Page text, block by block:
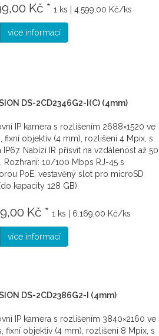
Kč * 1 ks | 4.599,00 Kč/ks
více informací
DS-2CD2346G2-I(C) (4mm)
IP kamera s rozlišením 2688×1520 ve
fixní objektiv (4 mm), rozlišení 4 Mpix, s
IP67. Nabízí IR přísvit na vzdálenost až 50
Rozhraní: 10/100 Mbps RJ-45 s
PoE, vestavěný slot pro microSD
kapacity 128 GB).
Kč * 1 ks | 6.169,00 Kč/ks
více informací
DS-2CD2386G2-I (4mm)
IP kamera s rozlišením 3840×2160 ve
fixní objektiv (4 mm), rozlišení 8 Mpix, s